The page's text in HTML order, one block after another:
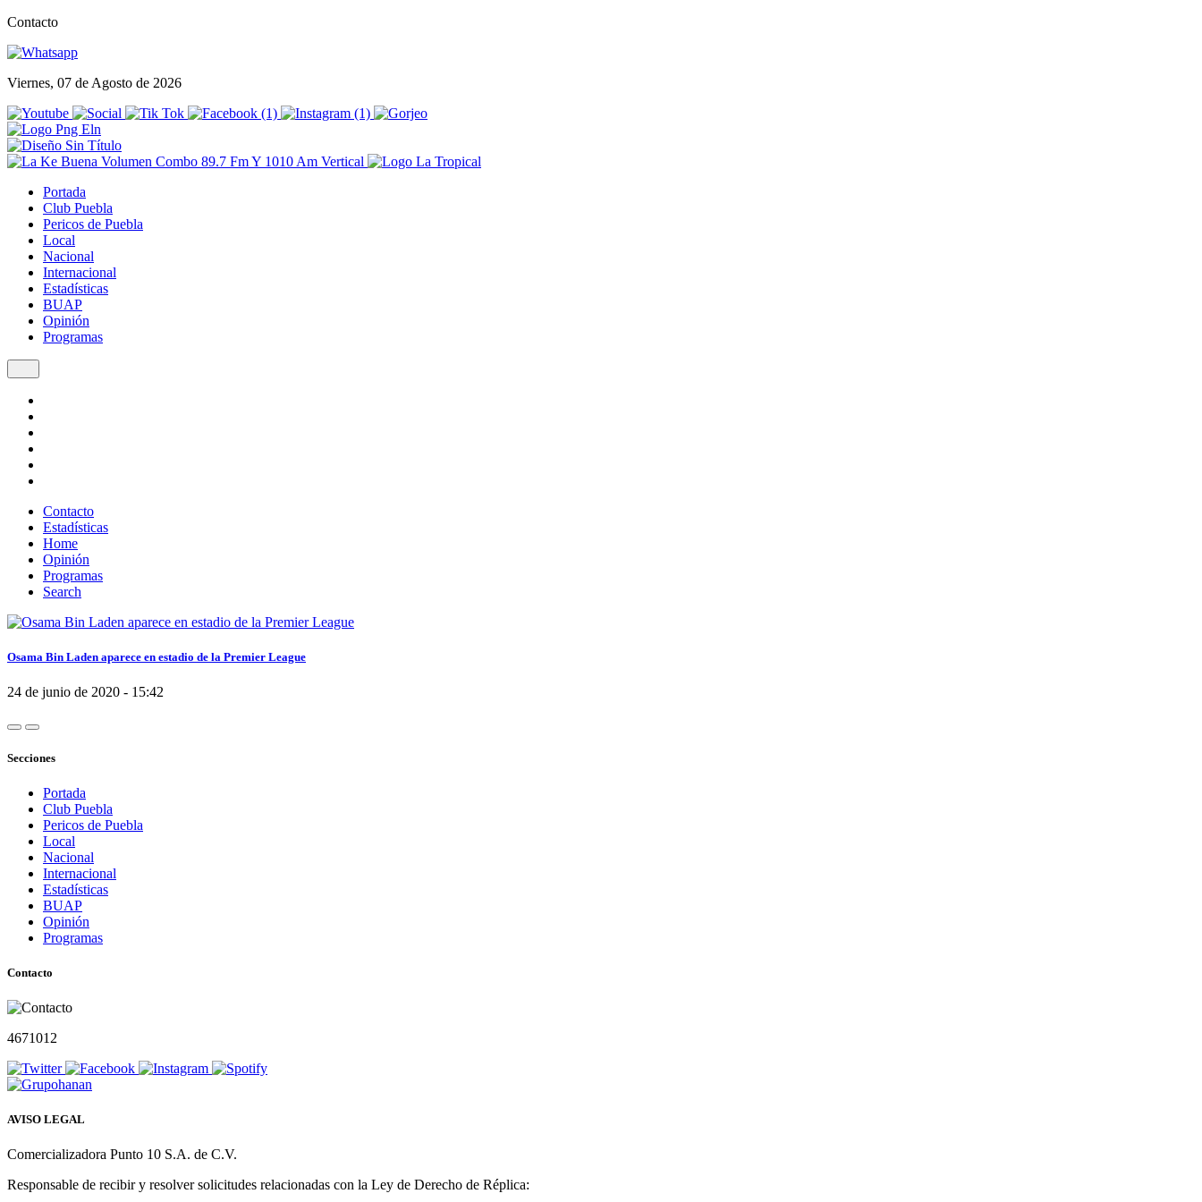
Contacto
Viernes, 07 de Agosto de 2026
Portada
Club Puebla
Pericos de Puebla
Local
Nacional
Internacional
Estadísticas
BUAP
Opinión
Programas
Contacto
Estadísticas
Home
Opinión
Programas
Search
Osama Bin Laden aparece en estadio de la Premier League
24 de junio de 2020 - 15:42
Secciones
Portada
Club Puebla
Pericos de Puebla
Local
Nacional
Internacional
Estadísticas
BUAP
Opinión
Programas
Contacto
4671012
AVISO LEGAL
Comercializadora Punto 10 S.A. de C.V.
Responsable de recibir y resolver solicitudes relacionadas con la Ley de Derecho de Réplica: